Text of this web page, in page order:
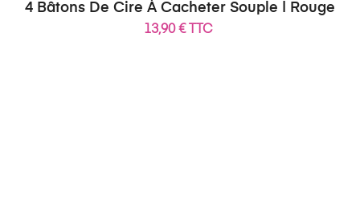
4 Bâtons De Cire À Cacheter Souple | Rouge
13,90 € TTC